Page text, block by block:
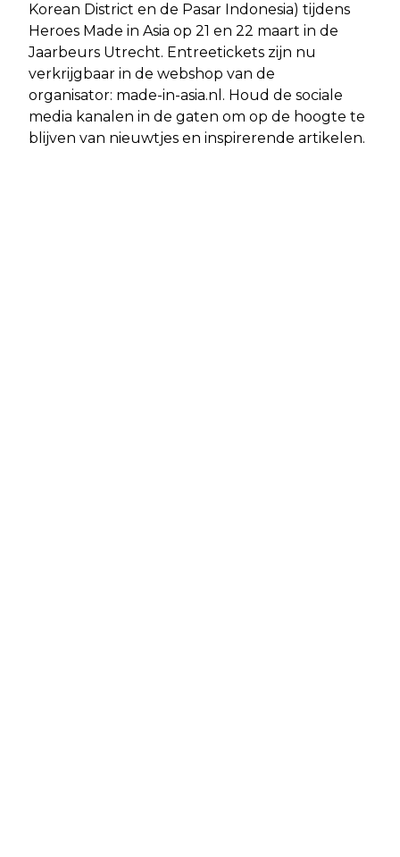
Korean District en de Pasar Indonesia) tijdens
Heroes Made in Asia op 21 en 22 maart in de
Jaarbeurs Utrecht. Entreetickets zijn nu
verkrijgbaar in de webshop van de
organisator: made-in-asia.nl. Houd de sociale
media kanalen in de gaten om op de hoogte te
blijven van nieuwtjes en inspirerende artikelen.